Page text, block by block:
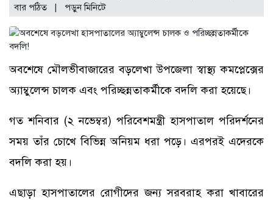
বার পঠিত
| পড়ুনমিনিটে
অবশেষে মৌলভীবাজারের বড়লেখা উপজেলা স্বাস্থ্য কমপ্লেক্সের
অ্যাম্বুলেন্স চালক এবং পরিচ্ছন্নতাকর্মীকে বদলি করা হয়েছে।
গত শনিবার (২ নভেম্বর) পরিবেশমন্ত্রী হাসপাতাল পরিদর্শনের
সময় তাঁর চোখে বিভিন্ন অনিয়ম ধরা পড়ে। এরপরই এদেরকে
বদলি করা হয়।
এছাড়া হাসপাতালের রোগীদের জন্য সরবরাহ করা খাবারের